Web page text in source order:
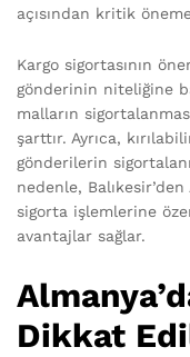
açısından kritik
Kargo sigortasının
gönderinin niteliğine
malların
şarttır. Ayrıca,
gönderilerin
nedenle,
sigorta işlemlerine
avantajlar sağlar.
Dikkat